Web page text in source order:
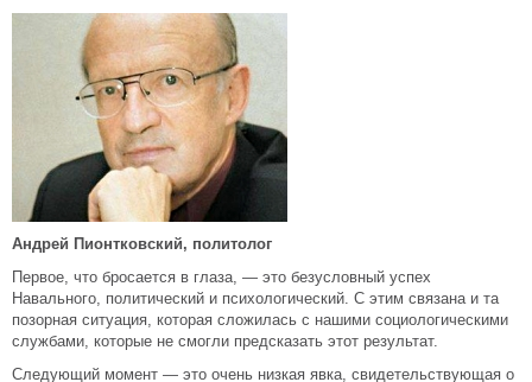
Андрей Пионтковский, политолог
Первое, что бросается в глаза, — это безусловный успех
Навального, политический и психологический. С этим связана и та
позорная ситуация, которая сложилась с нашими социологическими
службами, которые не смогли предсказать этот результат.
Следующий момент — это очень низкая явка, свидетельствующая о